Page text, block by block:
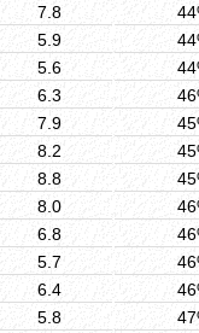
7.8
5.9
5.6
6.3
7.9
8.2
8.8
8.0
6.8
5.7
6.4
5.8